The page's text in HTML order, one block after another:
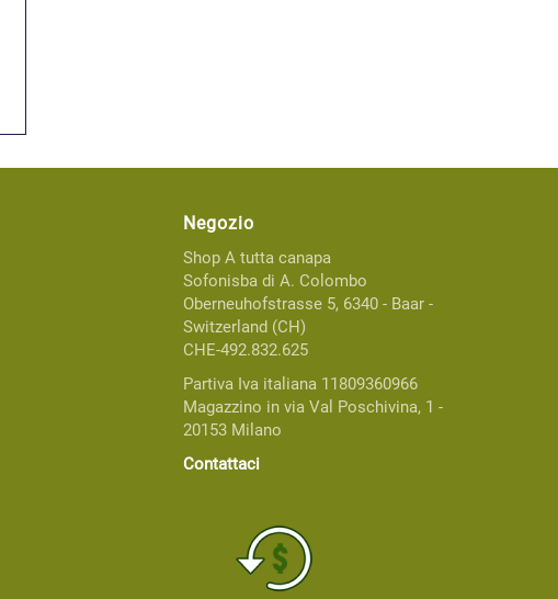
Negozio
Shop A tutta canapa
Sofonisba di A. Colombo
Oberneuhofstrasse 5, 6340 - Baar -
Switzerland (CH)
CHE-492.832.625
Partiva Iva italiana 11809360966
Magazzino in via Val Poschivina, 1 -
20153 Milano
Contattaci